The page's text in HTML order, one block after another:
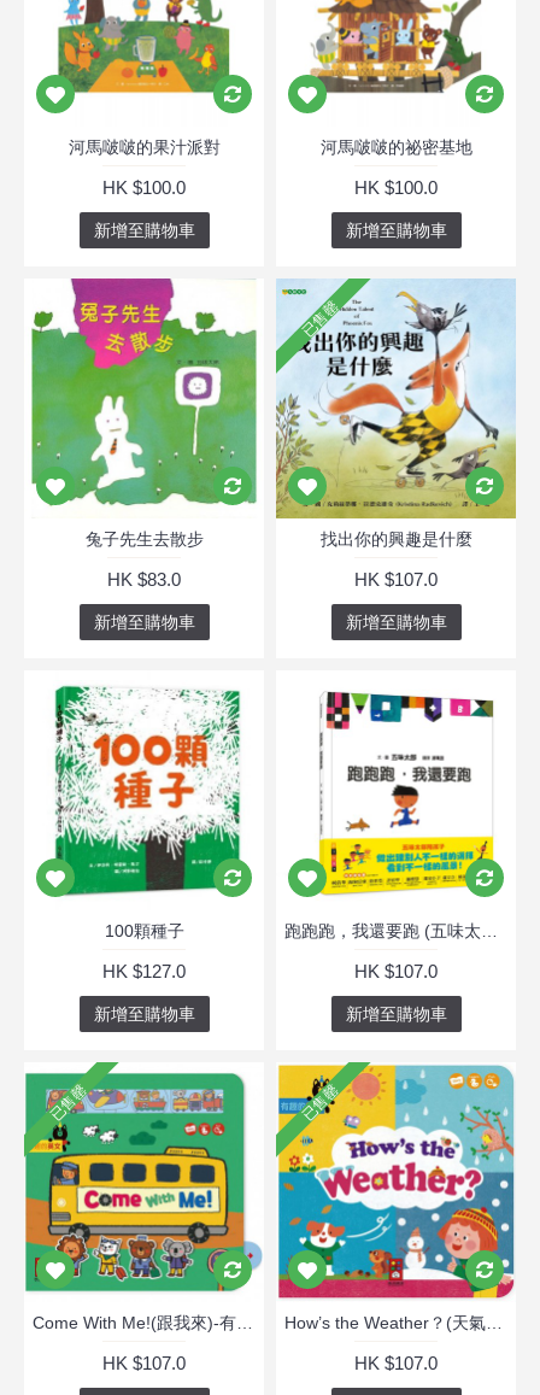
河馬啵啵的果汁派對
HK $100.0
新增至購物車
河馬啵啵的祕密基地
HK $100.0
新增至購物車
兔子先生去散步
HK $83.0
新增至購物車
已售罄
找出你的興趣是什麼
HK $107.0
新增至購物車
100顆種子
HK $127.0
新增至購物車
HK $107.0
新增至購物車
已售罄
HK $107.0
已售罄
HK $107.0